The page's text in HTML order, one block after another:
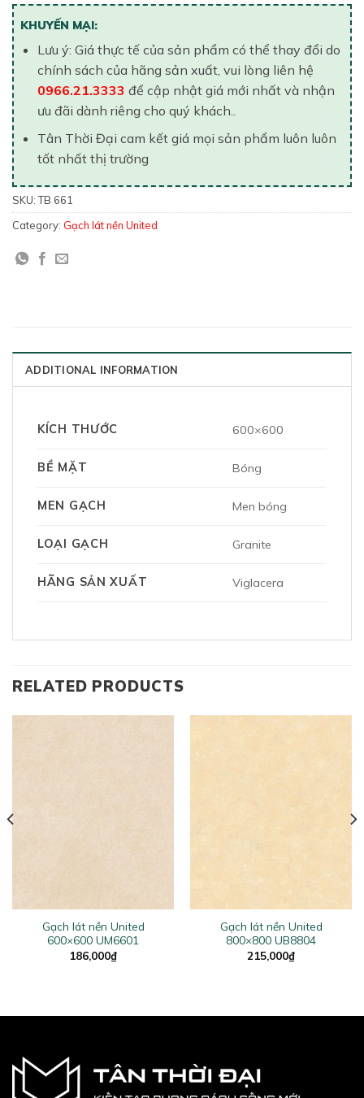
KHUYẾN MẠI:
Lưu ý: Giá thực tế của sản phẩm có thể thay đổi do
chính sách của hãng sản xuất, vui lòng liên hệ
0966.21.3333 để cập nhật giá mới nhất và nhận
ưu đãi dành riêng cho quý khách..
Tân Thời Đại cam kết giá mọi sản phẩm luôn luôn
tốt nhất thị trường
SKU:TB 661
Category: Gạch lát nền United
ADDITIONAL INFORMATION
KÍCH THƯỚC 600×600
BỀ MẶT Bóng
MEN GẠCH Men bóng
LOẠI GẠCH Granite
HÃNG SẢN XUẤT Viglacera
RELATED PRODUCTS
Gạch lát nền United
600×600 UM6601
186,000₫
Gạch lát nền United
800×800 UB8804
215,000₫